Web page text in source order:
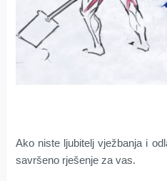
Ako niste ljubitelj vježbanja i
savršeno rješenje za vas.